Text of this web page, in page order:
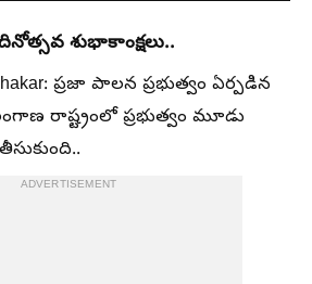
శుభాకాంక్షలు..
ప్రజా పాలన ప్రభుత్వం ఏర్పడిన
రాష్ట్రంలో ప్రభుత్వం మూడు
ADVERTISEMENT